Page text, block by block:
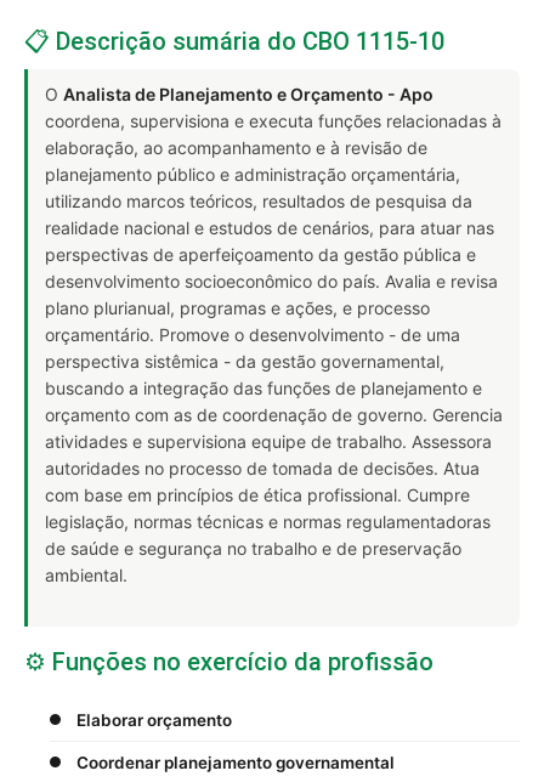
📋 Descrição sumária do CBO 1115-10
O Analista de Planejamento e Orçamento - Apo
coordena, supervisiona e executa funções relacionadas à
elaboração, ao acompanhamento e à revisão de
planejamento público e administração orçamentária,
utilizando marcos teóricos, resultados de pesquisa da
realidade nacional e estudos de cenários, para atuar nas
perspectivas de aperfeiçoamento da gestão pública e
desenvolvimento socioeconômico do país. Avalia e revisa
plano plurianual, programas e ações, e processo
orçamentário. Promove o desenvolvimento - de uma
perspectiva sistêmica - da gestão governamental,
buscando a integração das funções de planejamento e
orçamento com as de coordenação de governo. Gerencia
atividades e supervisiona equipe de trabalho. Assessora
autoridades no processo de tomada de decisões. Atua
com base em princípios de ética profissional. Cumpre
legislação, normas técnicas e normas regulamentadoras
de saúde e segurança no trabalho e de preservação
ambiental.
⚙️ Funções no exercício da profissão
Elaborar orçamento
Coordenar planejamento governamental